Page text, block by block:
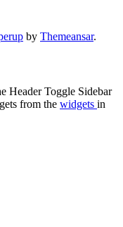
by Themeansar.
Header Toggle Sidebar
from the widgets in